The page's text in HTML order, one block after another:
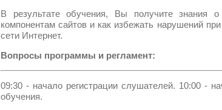
В результате обучения, Вы получите знания о
компонентам сайтов и как избежать нарушений
сети Интернет.
Вопросы программы и регламент:
09:30 - начало регистрации слушателей. 10:00 -
обучения.